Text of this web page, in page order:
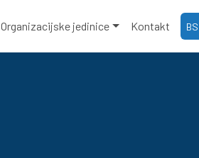
Organizacijske jedinice Kontakt BS